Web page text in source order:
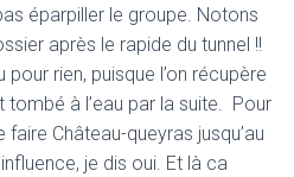
éparpiller le groupe. Notons
après le rapide du tunnel !!
rien, puisque l’on récupère
tombé à l’eau par la suite. Pour
Château-queyras jusqu’au
je dis oui. Et là ca